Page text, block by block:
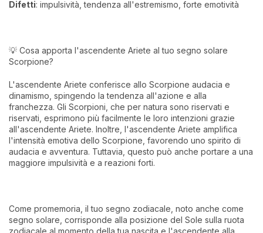
Difetti: impulsività, tendenza all'estremismo, forte emotività
💡 Cosa apporta l'ascendente Ariete al tuo segno solare
Scorpione?
L'ascendente Ariete conferisce allo Scorpione audacia e
dinamismo, spingendo la tendenza all'azione e alla
franchezza. Gli Scorpioni, che per natura sono riservati e
riservati, esprimono più facilmente le loro intenzioni grazie
all'ascendente Ariete. Inoltre, l'ascendente Ariete amplifica
l'intensità emotiva dello Scorpione, favorendo uno spirito di
audacia e avventura. Tuttavia, questo può anche portare a una
maggiore impulsività e a reazioni forti.
Come promemoria, il tuo segno zodiacale, noto anche come
segno solare, corrisponde alla posizione del Sole sulla ruota
zodiacale al momento della tua nascita e l'ascendente alla